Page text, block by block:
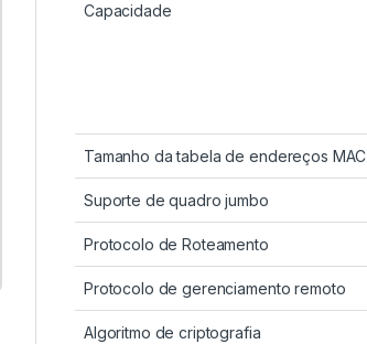
Capacidade
Tamanho da tabela de endereços MAC
Suporte de quadro jumbo
Protocolo de Roteamento
Protocolo de gerenciamento remoto
Algoritmo de criptografia